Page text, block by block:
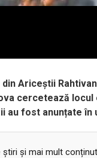
Ariceștii
cercetează
au fost anunțate în
și mai mult